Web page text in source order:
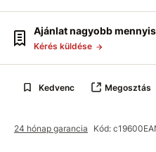
Ajánlat nagyobb
Kérés küldése
Kedvenc Megosztás
24 hónap garancia Kód: c19600